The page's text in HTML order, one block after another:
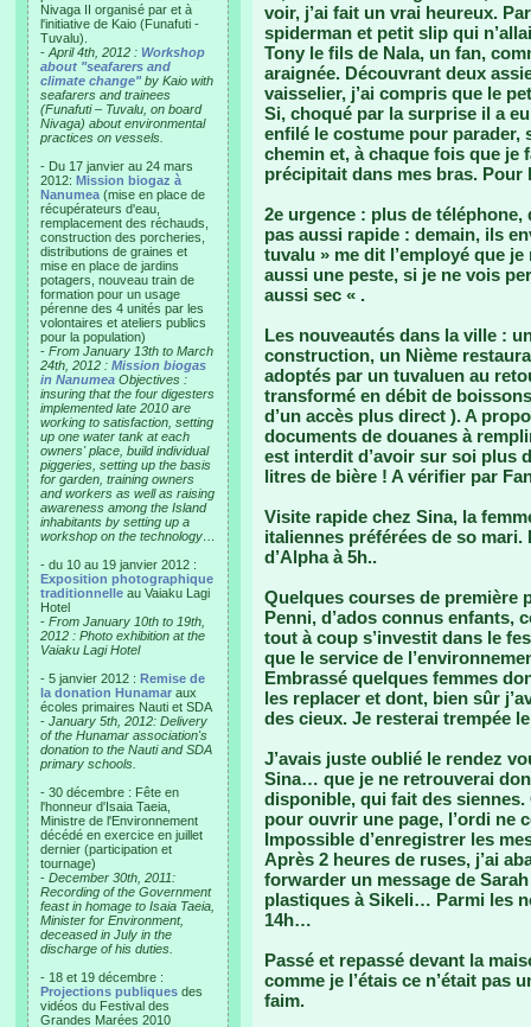
Nivaga II organisé par et à
l'initiative de Kaio (Funafuti -
Tuvalu).
- April 4th, 2012 : Workshop
about "seafarers and
climate change"by Kaio with
seafarers and trainees
(Funafuti – Tuvalu, on board
Nivaga) about environmental
practices on vessels.
- Du 17 janvier au 24 mars
2012: Mission biogaz à
Nanumea (mise en place de
récupérateurs d'eau,
remplacement des réchauds,
construction des porcheries,
distributions de graines et
mise en place de jardins
potagers, nouveau train de
formation pour un usage
pérenne des 4 unités par les
volontaires et ateliers publics
pour la population)
- From January 13th to March
24th, 2012 : Mission biogas
in Nanumea Objectives :
insuring that the four digesters
implemented late 2010 are
working to satisfaction, setting
up one water tank at each
owners' place, build individual
piggeries, setting up the basis
for garden, training owners
and workers as well as raising
awareness among the Island
inhabitants by setting up a
workshop on the technology…
- du 10 au 19 janvier 2012 :
Exposition photographique
traditionnelle au Vaiaku Lagi
Hotel
- From January 10th to 19th,
2012 : Photo exhibition at the
Vaiaku Lagi Hotel
- 5 janvier 2012 : Remise de
la donation Hunamar aux
écoles primaires Nauti et SDA
- January 5th, 2012: Delivery
of the Hunamar association's
donation to the Nauti and SDA
primary schools.
- 30 décembre : Fête en
l'honneur d'Isaia Taeia,
Ministre de l'Environnement
décédé en exercice en juillet
dernier (participation et
tournage)
- December 30th, 2011:
Recording of the Government
feast in homage to Isaia Taeia,
Minister for Environment,
deceased in July in the
discharge of his duties.
- 18 et 19 décembre :
Projections publiques des
vidéos du Festival des
Grandes Marées 2010
voir, j’ai fait un vrai heureux.
spiderman et petit slip qui
Tony le fils de Nala, un fan,
araignée. Découvrant deux
vaisselier, j’ai compris que le
Si, choqué par la surprise il a
enfilé le costume pour parader,
chemin et, à chaque fois que je
précipitait dans mes bras. Pour
2e urgence : plus de
pas aussi rapide : demain, ils
tuvalu » me dit l’employé que
aussi une peste, si je ne vois
aussi sec « .
Les nouveautés dans la ville :
construction, un Nième
adoptés par un tuvaluen au
transformé en débit de
d’un accès plus direct ). A
documents de douanes à
est interdit d’avoir sur soi plus
litres de bière ! A vérifier par
Visite rapide chez Sina, la
italiennes préférées de so
d’Alpha à 5h..
Quelques courses de première
Penni, d’ados connus enfants,
tout à coup s’investit dans le
que le service de
Embrassé quelques femmes
les replacer et dont, bien sûr
des cieux. Je resterai trempée
J’avais juste oublié le rendez
Sina… que je ne retrouverai
disponible, qui fait des siennes.
pour ouvrir une page, l’ordi ne
Impossible d’enregistrer les
Après 2 heures de ruses, j’ai
forwarder un message de
plastiques à Sikeli… Parmi les
14h…
Passé et repassé devant la
comme je l’étais ce n’était pas
faim.